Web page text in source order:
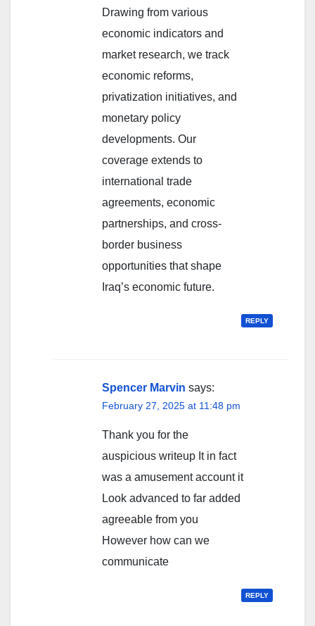
Drawing from various
economic indicators and
market research, we track
economic reforms,
privatization initiatives, and
monetary policy
developments. Our
coverage extends to
international trade
agreements, economic
partnerships, and cross-
border business
opportunities that shape
Iraq’s economic future.
REPLY
Spencer Marvin says:
February 27, 2025 at 11:48 pm
Thank you for the
auspicious writeup It in fact
was a amusement account it
Look advanced to far added
agreeable from you
However how can we
communicate
REPLY